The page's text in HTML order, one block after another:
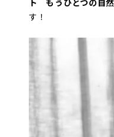
ト もうひとつの自
す！